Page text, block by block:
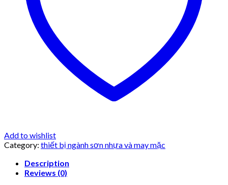
Add to wishlist
Category: thiết bị ngành sơn nhựa và may mặc
Description
Reviews (0)